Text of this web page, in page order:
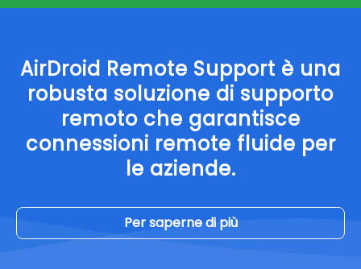
AirDroid Remote Support è una
robusta soluzione di supporto
remoto che garantisce
connessioni remote fluide per
le aziende.
Per saperne di più